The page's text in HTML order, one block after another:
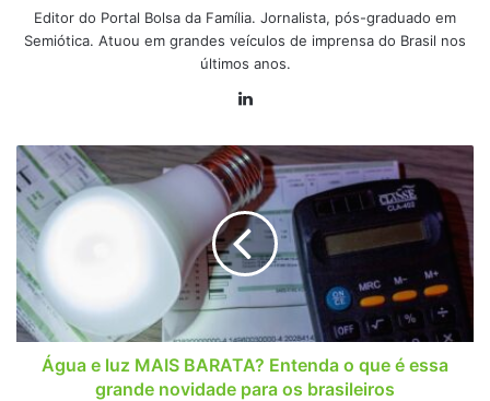
Editor do Portal Bolsa da Família. Jornalista, pós-graduado em
Semiótica. Atuou em grandes veículos de imprensa do Brasil nos
últimos anos.
Água
e
luz
MAIS
BARATA?
Entenda
o
que
é
essaÁgua e luz MAIS BARATA? Entenda o que é essa
grande novidade para os brasileiros